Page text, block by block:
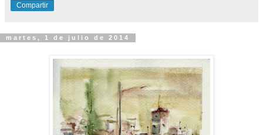
Compartir
martes, 1 de julio de 2014